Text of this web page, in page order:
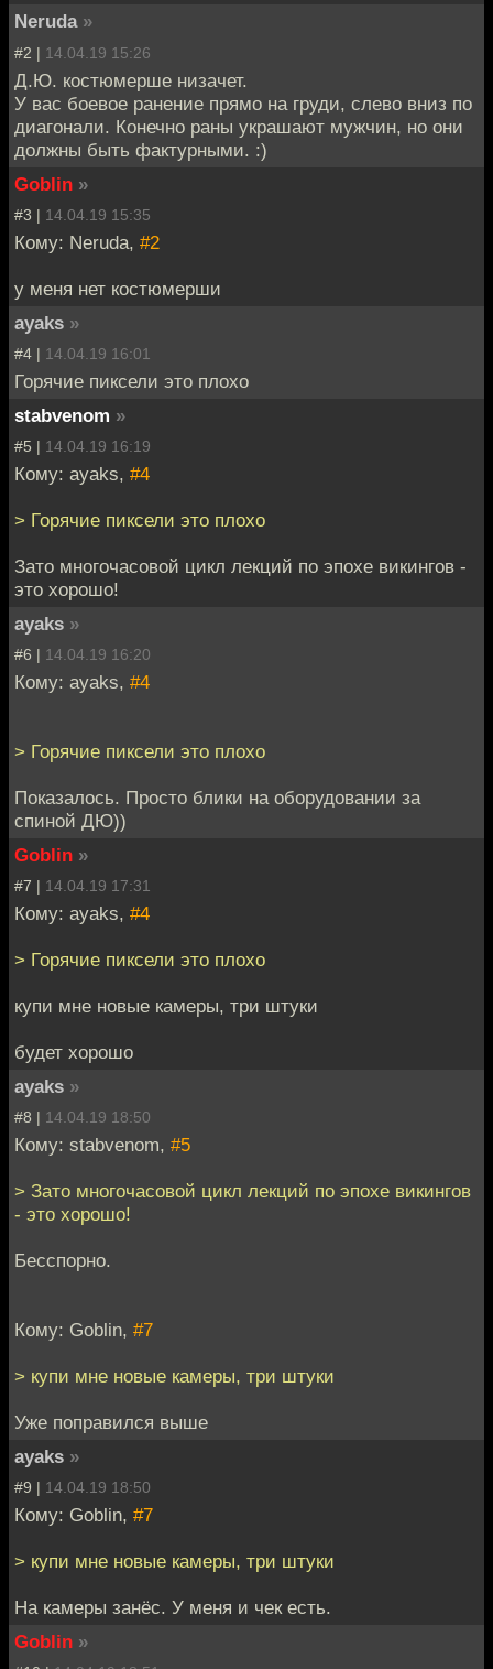
Neruda »
#2 | 14.04.19 15:26
Д.Ю. костюмерше низачет.
У вас боевое ранение прямо на груди, слево вниз по
диагонали. Конечно раны украшают мужчин, но они
должны быть фактурными. :)
Goblin »
#3 | 14.04.19 15:35
Кому: Neruda, #2
у меня нет костюмерши
ayaks »
#4 | 14.04.19 16:01
Горячие пиксели это плохо
stabvenom »
#5 | 14.04.19 16:19
Кому: ayaks, #4
> Горячие пиксели это плохо
Зато многочасовой цикл лекций по эпохе викингов -
это хорошо!
ayaks »
#6 | 14.04.19 16:20
Кому: ayaks, #4
> Горячие пиксели это плохо
Показалось. Просто блики на оборудовании за
спиной ДЮ))
Goblin »
#7 | 14.04.19 17:31
Кому: ayaks, #4
> Горячие пиксели это плохо
купи мне новые камеры, три штуки
будет хорошо
ayaks »
#8 | 14.04.19 18:50
Кому: stabvenom, #5
> Зато многочасовой цикл лекций по эпохе викингов
- это хорошо!
Бесспорно.
Кому: Goblin, #7
> купи мне новые камеры, три штуки
Уже поправился выше
ayaks »
#9 | 14.04.19 18:50
Кому: Goblin, #7
> купи мне новые камеры, три штуки
На камеры занёс. У меня и чек есть.
Goblin »